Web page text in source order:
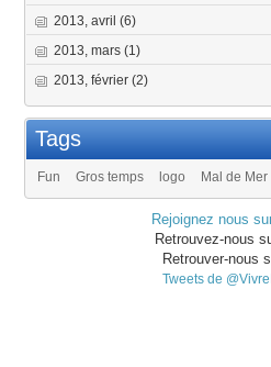
2013, avril(6)
2013, mars(1)
2013, février(2)
Tags
Fun Gros temps logo Mal de Mer
Rejoignez nous
Retrouvez-nous
Retrouver-nous
Tweets de